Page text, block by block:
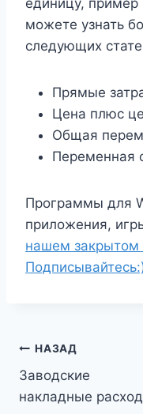
единицу,
можете узнать
следующих
Прямые
Цена плюс
Общая
Переменная
Программы для
приложения,
нашем закрытом
Навигация
по
НАЗАД
Заводские
накладные